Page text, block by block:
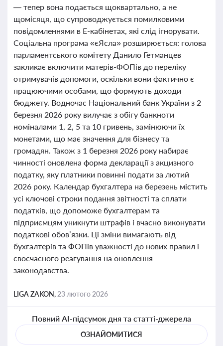
— тепер вона подається щоквартально, а не
щомісяця, що супроводжується помилковими
повідомленнями в Е-кабінетах, які слід ігнорувати.
Соціальна програма «єЯсла» розширюється: голова
парламентського комітету Данило Гетманцев
закликає включити матерів-ФОПів до переліку
отримувачів допомоги, оскільки вони фактично є
працюючими особами, що формують доходи
бюджету. Водночас Національний банк України з 2
березня 2026 року вилучає з обігу банкноти
номіналами 1, 2, 5 та 10 гривень, замінюючи їх
монетами, що має значення для бізнесу та
громадян. Також з 1 березня 2026 року набирає
чинності оновлена форма декларації з акцизного
податку, яку платники повинні подати за лютий
2026 року. Календар бухгалтера на березень містить
усі ключові строки подання звітності та сплати
податків, що допоможе бухгалтерам та
підприємцям уникнути штрафів і вчасно виконувати
податкові обов’язки. Ці зміни вимагають від
бухгалтерів та ФОПів уважності до нових правил і
своєчасного реагування на оновлення
законодавства.
LIGA ZAKON, 23 лютого 2026
Повний AI-підсумок дня та статті-джерела
ОЗНАЙОМИТИСЯ